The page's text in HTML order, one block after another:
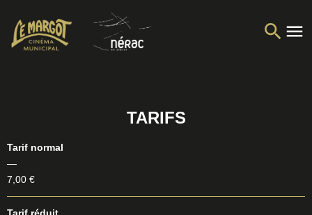
TARIFS
Tarif normal
—
7,00 €
Tarif réduit